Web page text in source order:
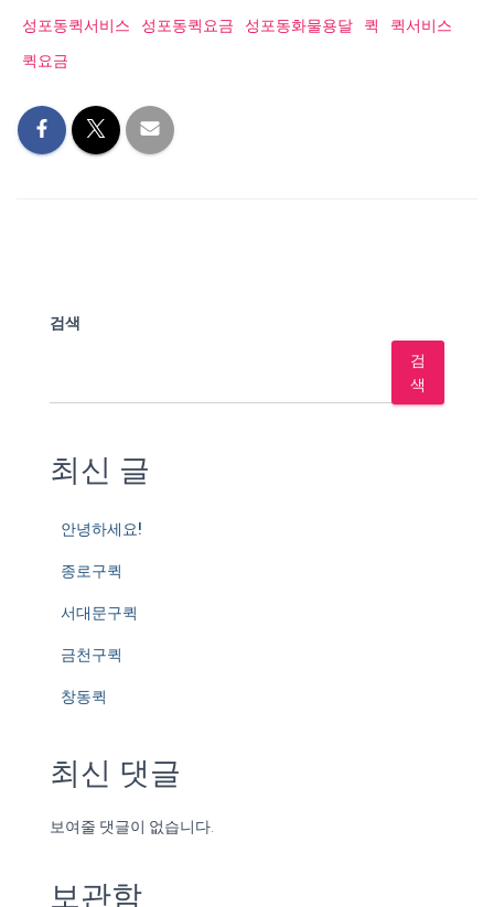
성포동퀵서비스
성포동퀵요금 성포동화물용달 퀵
퀵서비스
퀵요금
검색
검
색
최신 글
안녕하세요!
종로구퀵
서대문구퀵
금천구퀵
창동퀵
최신 댓글
보여줄 댓글이 없습니다.
보관함